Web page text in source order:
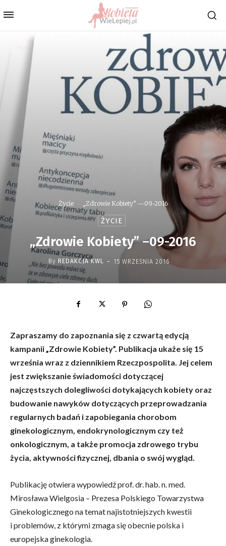
Życie „Zdrowie Kobiety” --09-2016
ŻYCIE
„Zdrowie Kobiety” –09-2016
By REDAKCJA KWL - 15 WRZEŚNIA 2016
Zapraszamy do zapoznania się z czwartą edycją
kampanii „Zdrowie Kobiety”. Publikacja ukaże się 15
września wraz z dziennikiem Rzeczpospolita. Jej celem
jest zwiększanie świadomości dotyczącej
najczęstszych dolegliwości dotykających kobiety oraz
budowanie nawyków dotyczących przeprowadzania
regularnych badań i zapobiegania chorobom
ginekologicznym, endokrynologicznym czy też
onkologicznym, a także promocja zdrowego trybu
życia, aktywności fizycznej, dbania o swój wygląd.
Publikację otwiera wypowiedź prof. dr. hab. n. med.
Mirosława Wielgosia – Prezesa Polskiego Towarzystwa
Ginekologicznego na temat najistotniejszych kwestii
i problemów, z którymi zmaga się obecnie polska i
europejska ginekologia.